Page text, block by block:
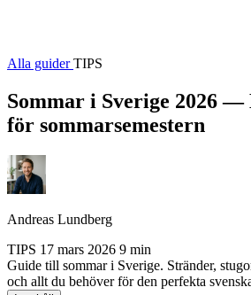
Alla guiderTIPS
Sommar i Sverige 2026 —
för sommarsemestern
Andreas Lundberg
TIPS 17 mars 2026 9 min
Guide till sommar i Sverige. Stränder,
och allt du behöver för den perfekta